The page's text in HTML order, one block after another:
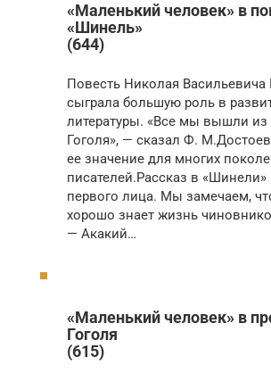
«Маленький человек» в
«Шинель»
(644)
Повесть Николая Васильевича
сыграла большую роль в
литературы. «Все мы вышли
Гоголя», — сказал Ф.
ее значение для многих
писателей.Рассказ в «Шинели»
первого лица. Мы замечаем,
хорошо знает жизнь
— Акакий…
«Маленький человек» в
Гоголя
(615)